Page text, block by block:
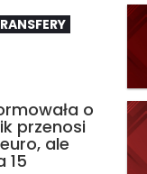
o
przenosi
ale
15